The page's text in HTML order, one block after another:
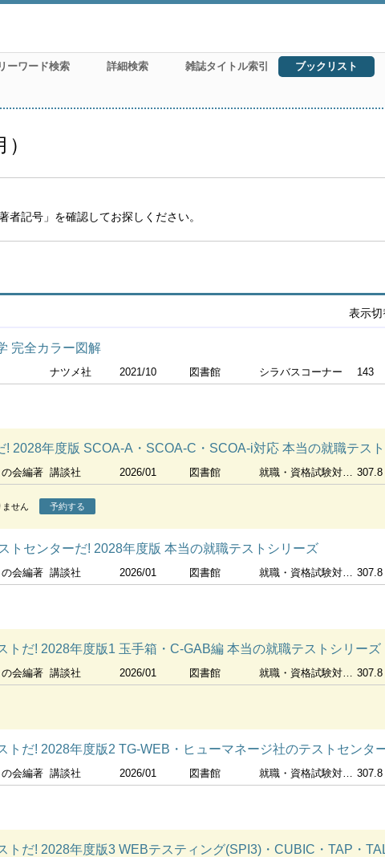
ーワード検索 詳細検索 雑誌タイトル索引 ブックリスト
記号」を確認してお探しください。
表示切
完全カラー図解
ナツメ社 2021/10 図書館 シラバスコーナー 143
! 2028年度版 SCOA-A・SCOA-C・SCOA-i対応 本当の就職テス
会編著 講談社 2026/01 図書館 就職・資格試験対策コーナー 307.8
ません 予約する
トセンターだ! 2028年度版 本当の就職テストシリーズ
会編著 講談社 2026/01 図書館 就職・資格試験対策コーナー 307.8
トだ! 2028年度版1 玉手箱・C-GAB編 本当の就職テストシリーズ
会編著 講談社 2026/01 図書館 就職・資格試験対策コーナー 307.8
トだ! 2028年度版2 TG-WEB・ヒューマネージ社のテストセンタ
会編著 講談社 2026/01 図書館 就職・資格試験対策コーナー 307.8
トだ! 2028年度版3 WEBテスティング(SPI3)・CUBIC・TAP・